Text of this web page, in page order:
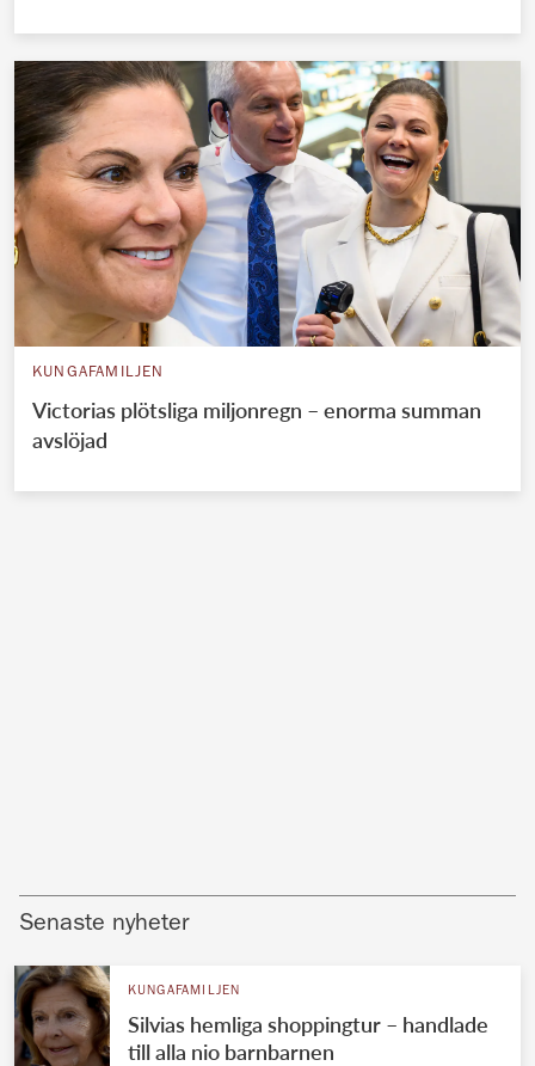
KUNGAFAMILJEN
Victorias plötsliga miljonregn – enorma summan
avslöjad
Senaste nyheter
KUNGAFAMILJEN
Silvias hemliga shoppingtur – handlade
till alla nio barnbarnen